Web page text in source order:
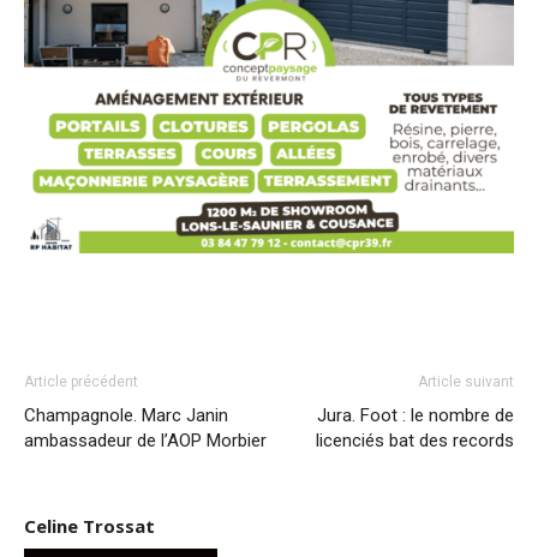
Article précédent
Champagnole. Marc Janin
ambassadeur de l’AOP Morbier
Article suivant
Jura. Foot : le nombre de
licenciés bat des records
Celine Trossat